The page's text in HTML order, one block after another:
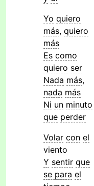
Yo quiero
más, quiero
más
Es como
quiero ser
Nada más,
nada más
Ni un minuto
que perder
Volar con el
viento
Y sentir que
se para el